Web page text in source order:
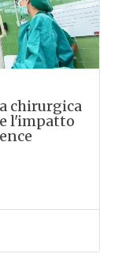
chirurgica
l'impatto